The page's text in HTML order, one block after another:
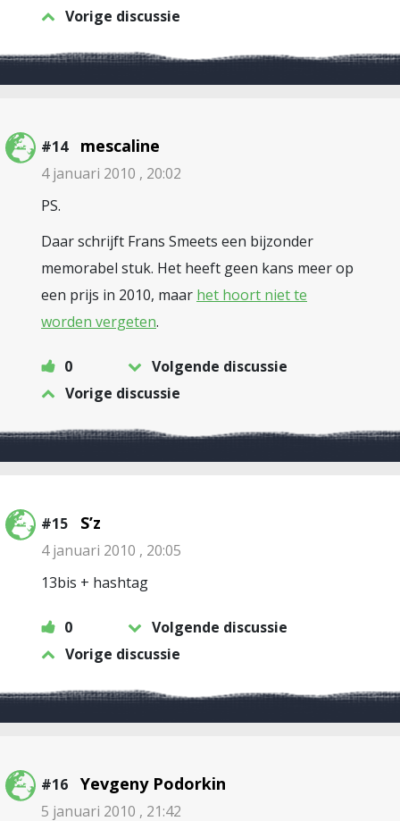
Vorige discussie
#14 mescaline
4 januari 2010 , 20:02
PS.
Daar schrijft Frans Smeets een bijzonder
memorabel stuk. Het heeft geen kans meer op
een prijs in 2010, maar het hoort niet te
worden vergeten.
0
Volgende discussie
Vorige discussie
#15 S’z
4 januari 2010 , 20:05
13bis + hashtag
0
Volgende discussie
Vorige discussie
#16 Yevgeny Podorkin
5 januari 2010 , 21:42